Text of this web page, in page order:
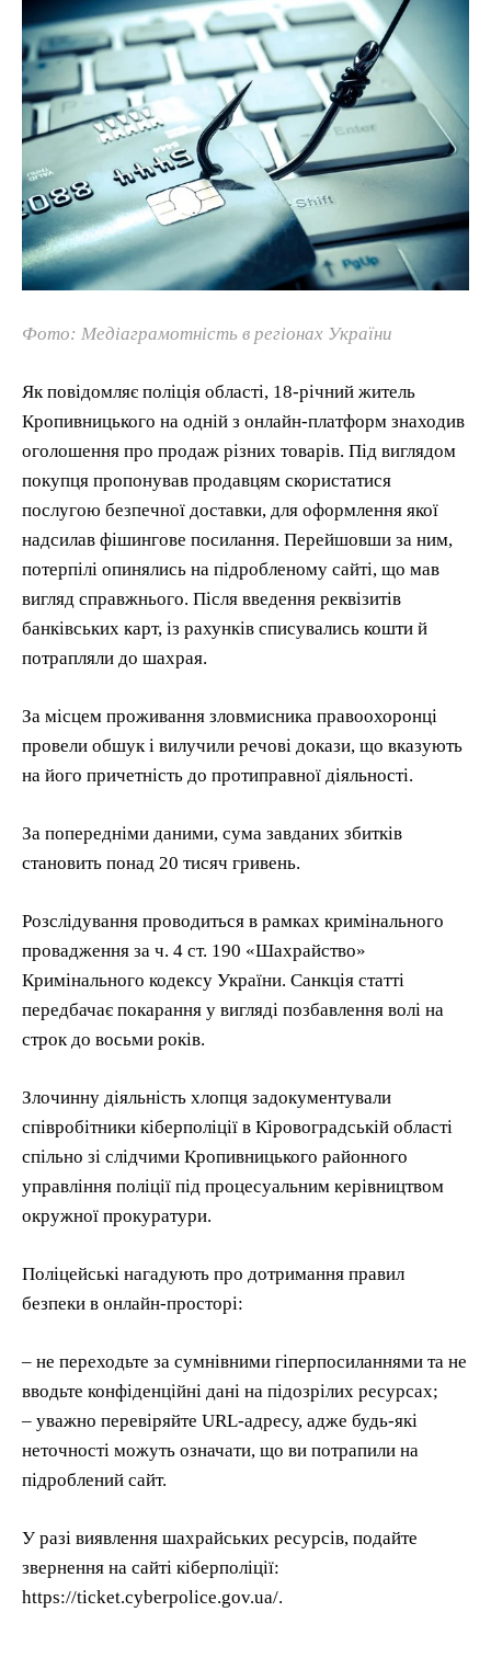
Фото: Медіаграмотність в регіонах України
Як повідомляє поліція області, 18-річний житель
Кропивницького на одній з онлайн-платформ знаходив
оголошення про продаж різних товарів. Під виглядом
покупця пропонував продавцям скористатися
послугою безпечної доставки, для оформлення якої
надсилав фішингове посилання. Перейшовши за ним,
потерпілі опинялись на підробленому сайті, що мав
вигляд справжнього. Після введення реквізитів
банківських карт, із рахунків списувались кошти й
потрапляли до шахрая.
За місцем проживання зловмисника правоохоронці
провели обшук і вилучили речові докази, що вказують
на його причетність до протиправної діяльності.
За попередніми даними, сума завданих збитків
становить понад 20 тисяч гривень.
Розслідування проводиться в рамках кримінального
провадження за ч. 4 ст. 190 «Шахрайство»
Кримінального кодексу України. Санкція статті
передбачає покарання у вигляді позбавлення волі на
строк до восьми років.
Злочинну діяльність хлопця задокументували
співробітники кіберполіції в Кіровоградській області
спільно зі слідчими Кропивницького районного
управління поліції під процесуальним керівництвом
окружної прокуратури.
Поліцейські нагадують про дотримання правил
безпеки в онлайн-просторі:
– не переходьте за сумнівними гіперпосиланнями та не
вводьте конфіденційні дані на підозрілих ресурсах;
– уважно перевіряйте URL-адресу, адже будь-які
неточності можуть означати, що ви потрапили на
підроблений сайт.
У разі виявлення шахрайських ресурсів, подайте
звернення на сайті кіберполіції:
https://ticket.cyberpolice.gov.ua/.